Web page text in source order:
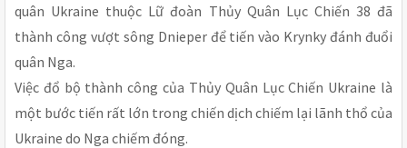
quân Ukraine thuộc Lữ đoàn Thủy Quân Lục Chiến 38 đã
thành công vượt sông Dnieper để tiến vào Krynky đánh đuổi
quân Nga.
Việc đổ bộ thành công của Thủy Quân Lục Chiến Ukraine là
một bước tiến rất lớn trong chiến dịch chiếm lại lãnh thổ của
Ukraine do Nga chiếm đóng.